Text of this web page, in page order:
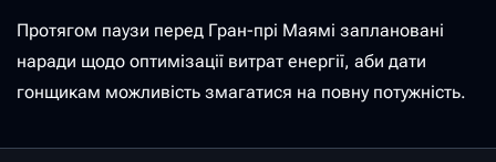
Протягом паузи перед Гран-прі Маямі заплановані
наради щодо оптимізації витрат енергії, аби дати
гонщикам можливість змагатися на повну потужність.